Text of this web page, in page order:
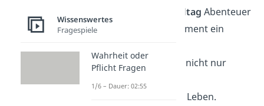
Alltag Abenteuer
und aus jedem Moment ein
Du und ich, das ist nicht nur
Lieblingskapitel im Leben.
Wissenswertes
Fragespiele
Wahrheit oder
Pflicht Fragen
1/6 – Dauer: 02:55